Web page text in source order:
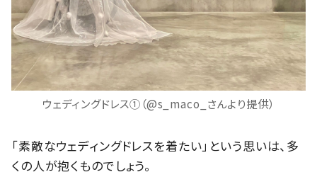
ウェディングドレス①（@s_maco_さんより提供）
「素敵なウェディングドレスを着たい」という思いは、多
くの人が抱くものでしょう。